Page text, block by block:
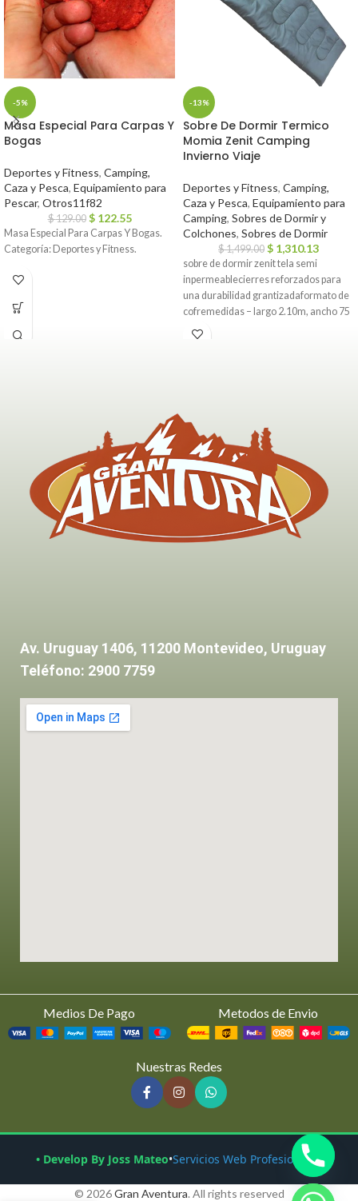
-5%
Masa Especial Para Carpas Y
Bogas
Deportes y Fitness, Camping,
Caza y Pesca, Equipamiento para
Pescar, Otros11f82
$129.00 $ 122.55
Masa Especial Para Carpas Y Bogas.
Categoría: Deportes y Fitness.
-13%
Sobre De Dormir Termico
Momia Zenit Camping
Invierno Viaje
Deportes y Fitness, Camping,
Caza y Pesca, Equipamiento para
Camping, Sobres de Dormir y
Colchones, Sobres de Dormir
$1,499.00 $ 1,310.13
sobre de dormir zenit tela semi
inpermeablecierres reforzados para
una durabilidad grantizadaformato de
cofremedidas – largo 2.10m, ancho 75
cm
Av. Uruguay 1406, 11200 Montevideo, Uruguay
Teléfono: 2900 7759
Medios De Pago Metodos de Envio
Nuestras Redes
• Develop By Joss Mateo•Servicios Web Profesionales
© 2026Gran Aventura. All rights reserved